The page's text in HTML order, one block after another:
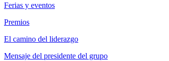
Ferias y eventos
Premios
El camino del liderazgo
Mensaje del presidente del grupo